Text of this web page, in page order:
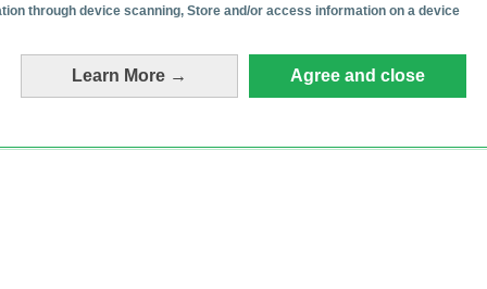
through device scanning, Store and/or access information on a device
Learn More → Agree and close
trekt zich terug uit Europa (16-7)